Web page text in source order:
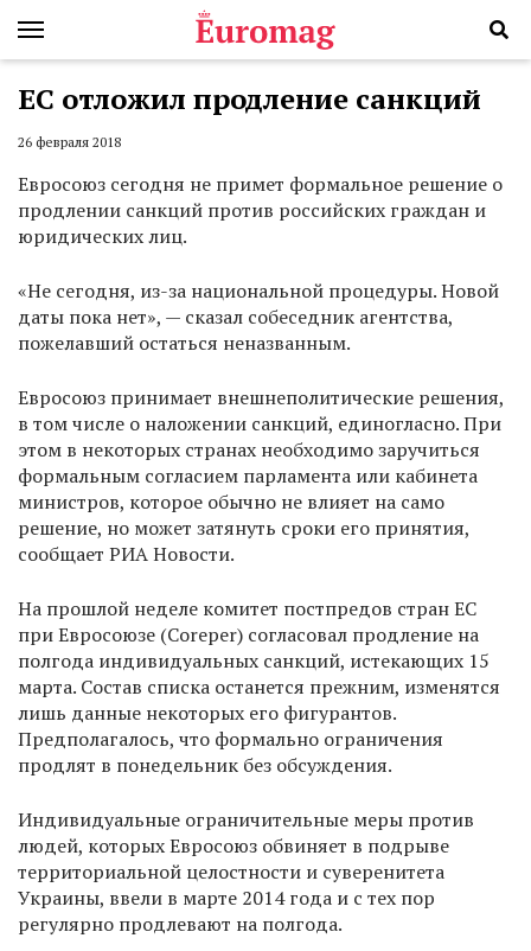
ЕС отложил продление санкций
26 февраля 2018
Евросоюз сегодня не примет формальное решение о
продлении санкций против российских граждан и
юридических лиц.
«Не сегодня, из-за национальной процедуры. Новой
даты пока нет», — сказал собеседник агентства,
пожелавший остаться неназванным.
Евросоюз принимает внешнеполитические решения,
в том числе о наложении санкций, единогласно. При
этом в некоторых странах необходимо заручиться
формальным согласием парламента или кабинета
министров, которое обычно не влияет на само
решение, но может затянуть сроки его принятия,
сообщает РИА Новости.
На прошлой неделе комитет постпредов стран ЕС
при Евросоюзе (Coreper) согласовал продление на
полгода индивидуальных санкций, истекающих 15
марта. Состав списка останется прежним, изменятся
лишь данные некоторых его фигурантов.
Предполагалось, что формально ограничения
продлят в понедельник без обсуждения.
Индивидуальные ограничительные меры против
людей, которых Евросоюз обвиняет в подрыве
территориальной целостности и суверенитета
Украины, ввели в марте 2014 года и с тех пор
регулярно продлевают на полгода.